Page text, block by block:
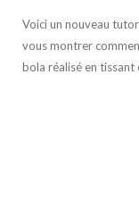
Voici un nouveau
vous montrer
bola réalisé en tissant